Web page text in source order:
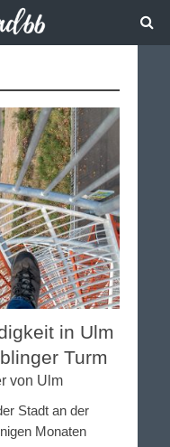
in Ulm
Turm
von Ulm
Stadt an der
Monaten